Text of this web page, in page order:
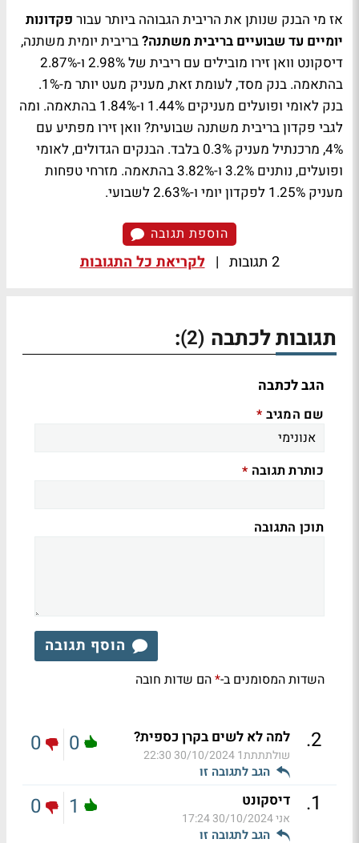
אז מי הבנק שנותן את הריבית הגבוהה ביותר עבור פקדונות
יומיים עד שבועיים בריבית משתנה?בריבית יומית משתנה,
דיסקונט וואן זירו מובילים עם ריבית של 2.98% ו-2.87%
בהתאמה. בנק מסד, לעומת זאת, מעניק מעט יותר מ-1%.
בנק לאומי ופועלים מעניקים 1.44% ו-1.84% בהתאמה. ומה
לגבי פקדון בריבית משתנה שבועית? וואן זירו מפתיע עם
4%, מרכנתיל מעניק 0.3% בלבד. הבנקים הגדולים, לאומי
ופועלים, נותנים 3.2% ו-3.82% בהתאמה. מזרחי טפחות
מעניק 1.25% לפקדון יומי ו-2.63% לשבועי.
הוספת תגובה
2 תגובות | לקריאת כל התגובות
תגובות לכתבה (2)
:
הגב לכתבה
שם המגיב *
כותרת תגובה *
תוכן התגובה
הוסף תגובה
השדות המסומנים ב-*הם שדות חובה
2
. למה לא לשים בקרן כספית?
שולתתתת1 30/10/2024 22:30
הגב לתגובה זו
0
0
1
. דיסקונט
אני30/10/2024 17:24
הגב לתגובה זו
1
0